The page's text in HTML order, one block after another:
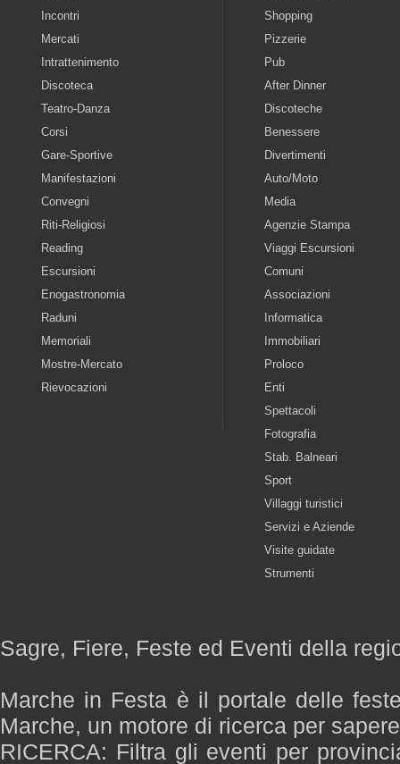
Incontri
Mercati
Intrattenimento
Discoteca
Teatro-Danza
Corsi
Gare-Sportive
Manifestazioni
Convegni
Riti-Religiosi
Reading
Escursioni
Enogastronomia
Raduni
Memoriali
Mostre-Mercato
Rievocazioni
Shopping
Pizzerie
Pub
After Dinner
Discoteche
Benessere
Divertimenti
Auto/Moto
Media
Agenzie Stampa
Viaggi Escursioni
Comuni
Associazioni
Informatica
Immobiliari
Proloco
Enti
Spettacoli
Fotografia
Stab. Balneari
Sport
Villaggi turistici
Servizi e Aziende
Visite guidate
Strumenti
Sagre, Fiere, Feste ed Eventi della
Marche in Festa è il portale delle
Marche, un motore di ricerca per
RICERCA: Filtra gli eventi per